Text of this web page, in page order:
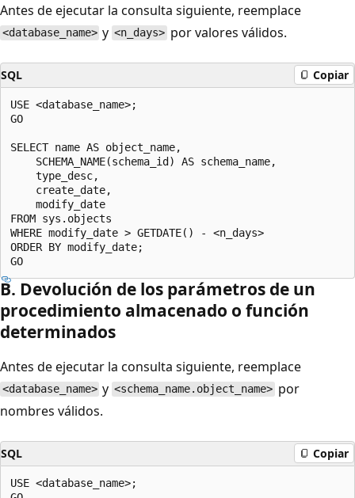
Antes de ejecutar la consulta siguiente, reemplace
<database_name> y <n_days> por valores válidos.
SQL Copiar
USE <database_name>;
GO
SELECT name AS object_name,
    SCHEMA_NAME(schema_id) AS schema_name,
    type_desc,
    create_date,
    modify_date
FROM sys.objects
WHERE modify_date > GETDATE() - <n_days>
ORDER BY modify_date;
B. Devolución de los parámetros de un
procedimiento almacenado o función
determinados
Antes de ejecutar la consulta siguiente, reemplace
<database_name> y <schema_name.object_name> por
nombres válidos.
SQL Copiar
USE <database_name>;